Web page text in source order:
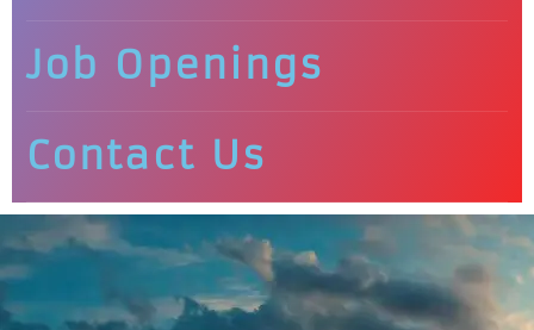
Job Openings
Contact Us